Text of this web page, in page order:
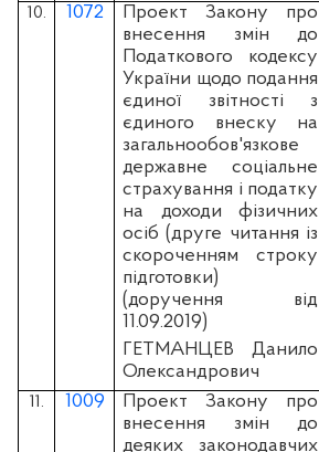
10. 1072
Проект Закону про
внесення змін до
Податкового кодексу
України щодо подання
єдиної звітності з
єдиного внеску на
загальнообов'язкове
державне соціальне
страхування і податку
на доходи фізичних
осіб (друге читання із
скороченням строку
підготовки)
(доручення від
11.09.2019)
ГЕТМАНЦЕВ Данило
Олександрович
11. 1009
Проект Закону про
внесення змін до
деяких законодавчих